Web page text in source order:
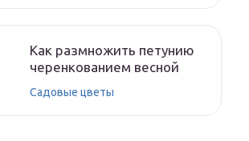
Как размножить петунию
черенкованием весной
Садовые цветы